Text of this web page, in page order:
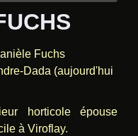
Fuchs
Dada (aujourd'hui
horticole épouse
à Viroflay.